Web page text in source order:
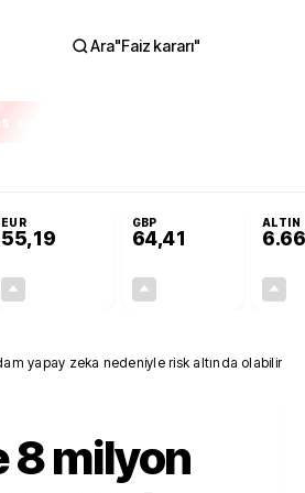
Ara"Faiz kararı"
EUR
55,19
GBP
64,41
ALTIN
yapay zeka nedeniyle risk altında olabilir
milyon